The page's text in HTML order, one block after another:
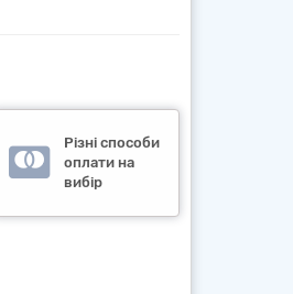
Різні способи
оплати на
вибір